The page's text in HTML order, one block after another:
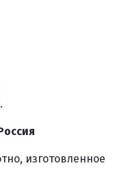
изготовленное